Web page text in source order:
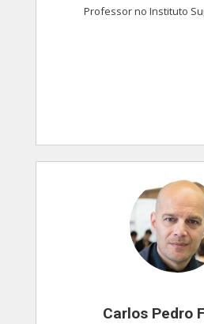
Professor no Instituto
Carlos Pedro